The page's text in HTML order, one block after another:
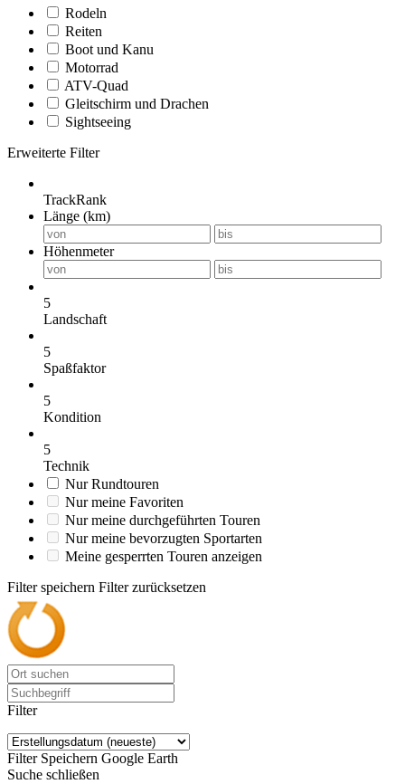
Rodeln
Reiten
Boot und Kanu
Motorrad
ATV-Quad
Gleitschirm und Drachen
Sightseeing
Erweiterte Filter
TrackRank
Länge (km)
Höhenmeter
5
Landschaft
5
Spaßfaktor
5
Kondition
5
Technik
Nur Rundtouren
Nur meine Favoriten
Nur meine durchgeführten Touren
Nur meine bevorzugten Sportarten
Meine gesperrten Touren anzeigen
Filter speichern Filter zurücksetzen
Filter
Filter Speichern Google Earth
Suche schließen